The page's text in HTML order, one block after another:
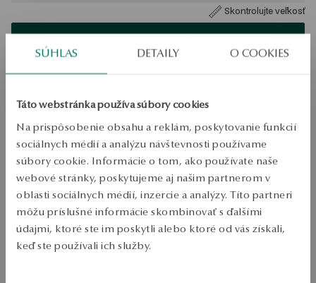
SÚHLAS DETAILY O COOKIES
Táto webstránka používa súbory cookies
Na prispôsobenie obsahu a reklám, poskytovanie funkcií
sociálnych médií a analýzu návštevnosti používame
súbory cookie. Informácie o tom, ako používate naše
webové stránky, poskytujeme aj našim partnerom v
oblasti sociálnych médií, inzercie a analýzy. Títo partneri
môžu príslušné informácie skombinovať s ďalšími
údajmi, ktoré ste im poskytli alebo ktoré od vás získali,
keď ste používali ich služby.
Skontrolujte veľkosť
Zásielka:1pracovné dni
Bezplatné vrátenie tovaru do 30 dní
PODROBNOSTI
Kov: Zlato
Bodov: 585
Ozdoba: upravený čierny diamant brúsený okrúhly